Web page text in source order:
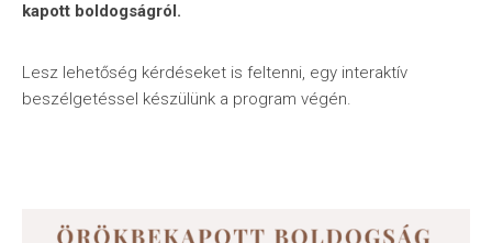
kapott boldogságról.
Lesz lehetőség kérdéseket is feltenni, egy interaktív
beszélgetéssel készülünk a program végén.